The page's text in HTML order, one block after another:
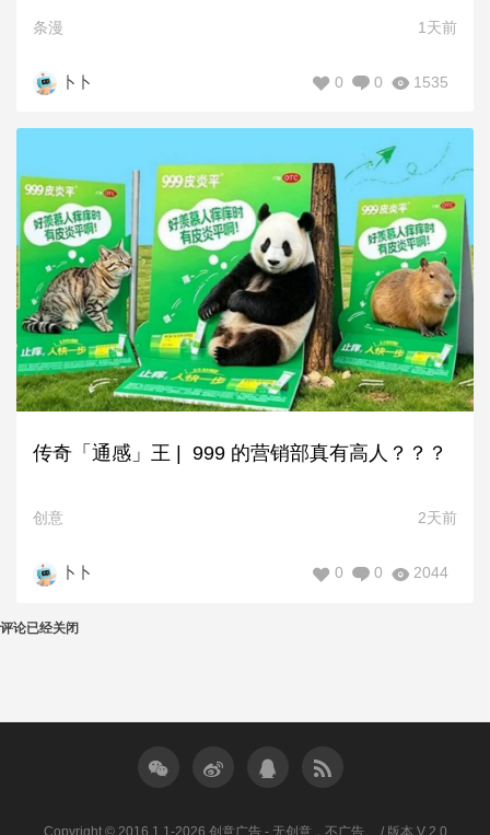
条漫 1天前
卜卜 1535
0
0
传奇「通感」王 | 999 的营销部真有高人？？？
创意 2天前
卜卜 2044
0
0
评论已经关闭
Copyright © 2016.1.1-2026 创意广告 - 无创意，不广告。 / 版本 V 2.0